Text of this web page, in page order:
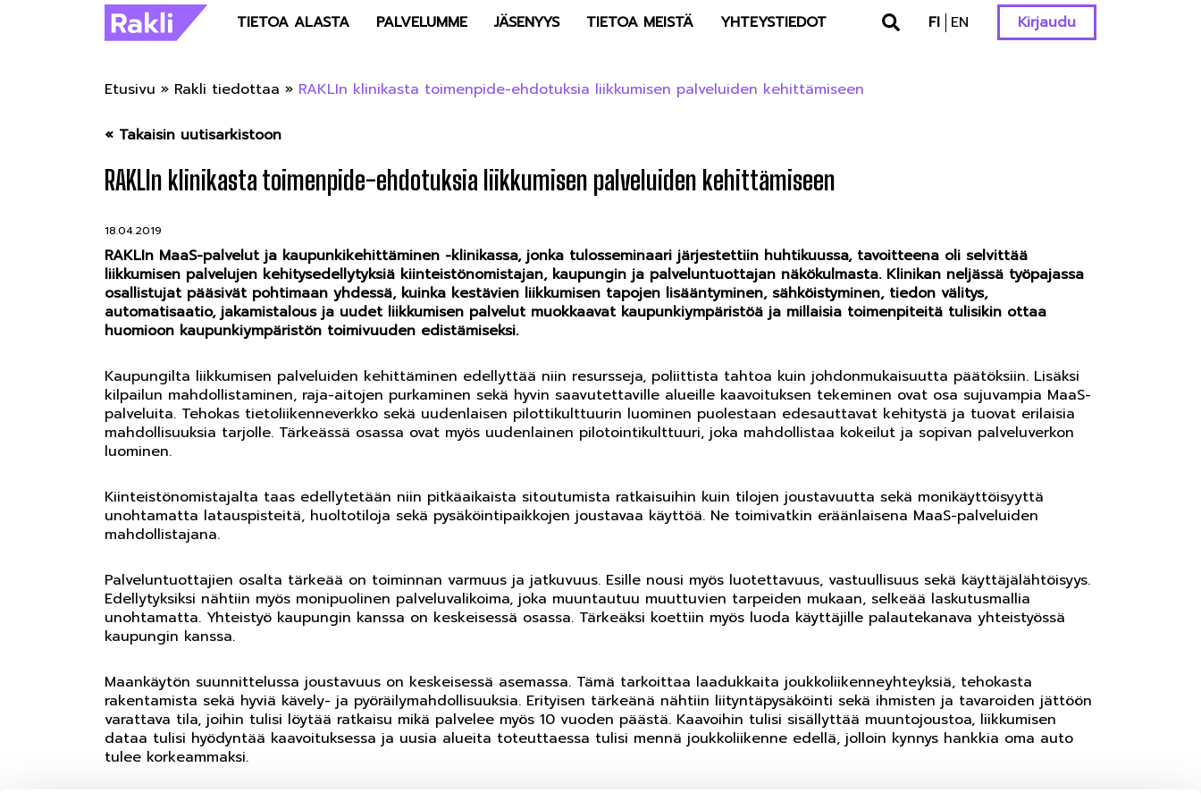
TIETOA ALASTA PALVELUMME JÄSENYYS TIETOA MEISTÄ YHTEYSTIEDOT FI EN Kirjaudu
Etusivu » Rakli tiedottaa » RAKLIn klinikasta toimenpide-ehdotuksia liikkumisen palveluiden kehittämiseen
« Takaisin uutisarkistoon
RAKLIn klinikasta toimenpide-ehdotuksia liikkumisen palveluiden kehittämiseen
18.04.2019
RAKLIn MaaS-palvelut ja kaupunkikehittäminen -klinikassa, jonka tulosseminaari järjestettiin huhtikuussa, tavoitteena oli selvittää
liikkumisen palvelujen kehitysedellytyksiä kiinteistönomistajan, kaupungin ja palveluntuottajan näkökulmasta. Klinikan neljässä työpajassa
osallistujat pääsivät pohtimaan yhdessä, kuinka kestävien liikkumisen tapojen lisääntyminen, sähköistyminen, tiedon välitys,
automatisaatio, jakamistalous ja uudet liikkumisen palvelut muokkaavat kaupunkiympäristöä ja millaisia toimenpiteitä tulisikin ottaa
huomioon kaupunkiympäristön toimivuuden edistämiseksi.
Kaupungilta liikkumisen palveluiden kehittäminen edellyttää niin resursseja, poliittista tahtoa kuin johdonmukaisuutta päätöksiin. Lisäksi
kilpailun mahdollistaminen, raja-aitojen purkaminen sekä hyvin saavutettaville alueille kaavoituksen tekeminen ovat osa sujuvampia MaaS-
palveluita. Tehokas tietoliikenneverkko sekä uudenlaisen pilottikulttuurin luominen puolestaan edesauttavat kehitystä ja tuovat erilaisia
mahdollisuuksia tarjolle. Tärkeässä osassa ovat myös uudenlainen pilotointikulttuuri, joka mahdollistaa kokeilut ja sopivan palveluverkon
luominen.
Kiinteistönomistajalta taas edellytetään niin pitkäaikaista sitoutumista ratkaisuihin kuin tilojen joustavuutta sekä monikäyttöisyyttä
unohtamatta latauspisteitä, huoltotiloja sekä pysäköintipaikkojen joustavaa käyttöä. Ne toimivatkin eräänlaisena MaaS-palveluiden
mahdollistajana.
Palveluntuottajien osalta tärkeää on toiminnan varmuus ja jatkuvuus. Esille nousi myös luotettavuus, vastuullisuus sekä käyttäjälähtöisyys.
Edellytyksiksi nähtiin myös monipuolinen palveluvalikoima, joka muuntautuu muuttuvien tarpeiden mukaan, selkeää laskutusmallia
unohtamatta. Yhteistyö kaupungin kanssa on keskeisessä osassa. Tärkeäksi koettiin myös luoda käyttäjille palautekanava yhteistyössä
kaupungin kanssa.
Maankäytön suunnittelussa joustavuus on keskeisessä asemassa. Tämä tarkoittaa laadukkaita joukkoliikenneyhteyksiä, tehokasta
rakentamista sekä hyviä kävely- ja pyöräilymahdollisuuksia. Erityisen tärkeänä nähtiin liityntäpysäköinti sekä ihmisten ja tavaroiden jättöön
varattava tila, joihin tulisi löytää ratkaisu mikä palvelee myös 10 vuoden päästä. Kaavoihin tulisi sisällyttää muuntojoustoa, liikkumisen
dataa tulisi hyödyntää kaavoituksessa ja uusia alueita toteuttaessa tulisi mennä joukkoliikenne edellä, jolloin kynnys hankkia oma auto
tulee korkeammaksi.